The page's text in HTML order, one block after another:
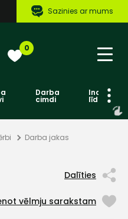
Sazinies ar mums
0
Darba
cimdi līdzekļi
Darba jakas
Dalīties
vēlmju sarakstam